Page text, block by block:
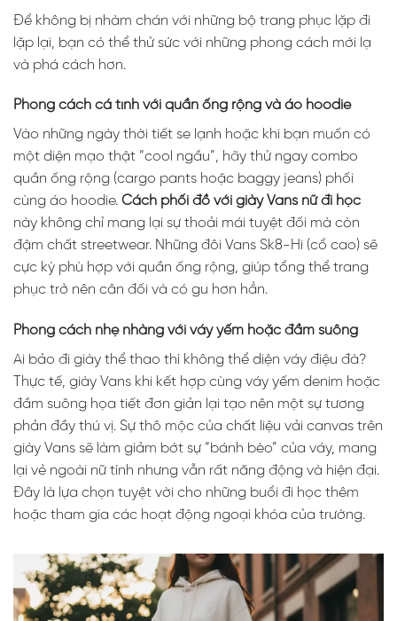
Để không bị nhàm chán với những bộ trang phục lặp đi
lặp lại, bạn có thể thử sức với những phong cách mới lạ
và phá cách hơn.
Phong cách cá tính với quần ống rộng và áo hoodie
Vào những ngày thời tiết se lạnh hoặc khi bạn muốn có
một diện mạo thật “cool ngầu”, hãy thử ngay combo
quần ống rộng (cargo pants hoặc baggy jeans) phối
cùng áo hoodie. Cách phối đồ với giày Vans nữ đi học
này không chỉ mang lại sự thoải mái tuyệt đối mà còn
đậm chất streetwear. Những đôi Vans Sk8-Hi (cổ cao) sẽ
cực kỳ phù hợp với quần ống rộng, giúp tổng thể trang
phục trở nên cân đối và có gu hơn hẳn.
Phong cách nhẹ nhàng với váy yếm hoặc đầm suông
Ai bảo đi giày thể thao thì không thể diện váy điệu đà?
Thực tế, giày Vans khi kết hợp cùng váy yếm denim hoặc
đầm suông họa tiết đơn giản lại tạo nên một sự tương
phản đầy thú vị. Sự thô mộc của chất liệu vải canvas trên
giày Vans sẽ làm giảm bớt sự “bánh bèo” của váy, mang
lại vẻ ngoài nữ tính nhưng vẫn rất năng động và hiện đại.
Đây là lựa chọn tuyệt vời cho những buổi đi học thêm
hoặc tham gia các hoạt động ngoại khóa của trường.